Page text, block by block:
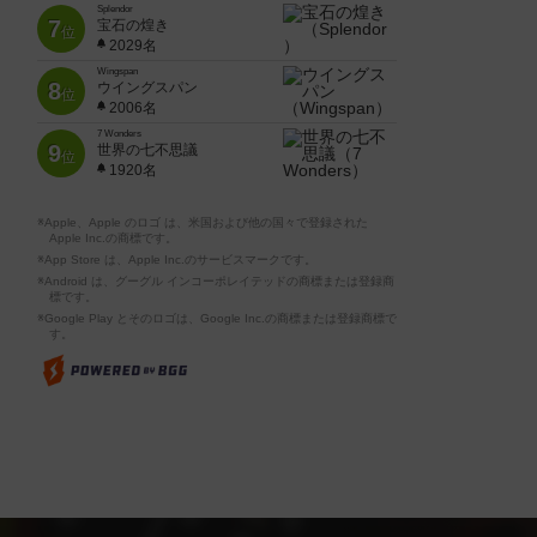
7位
Splendor
宝石の煌き
2029名
8位
Wingspan
ウイングスパン
2006名
9位
7 Wonders
世界の七不思議
1920名
※Apple、Apple のロゴ は、米国および他の国々で登録された
Apple Inc.の商標です。
※App Store は、Apple Inc.のサービスマークです。
※Android は、グーグル インコーポレイテッドの商標または登録商
標です。
※Google Play とそのロゴは、Google Inc.の商標または登録商標で
す。